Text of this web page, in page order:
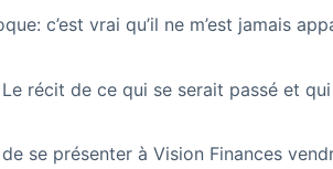
c’est vrai qu’il ne m’est jamais
récit de ce qui se serait passé et
se présenter à Vision Finances